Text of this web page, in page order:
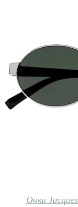
Очки